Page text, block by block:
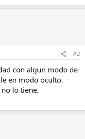
#2
con algun modo de
en modo oculto.
lo tiene.